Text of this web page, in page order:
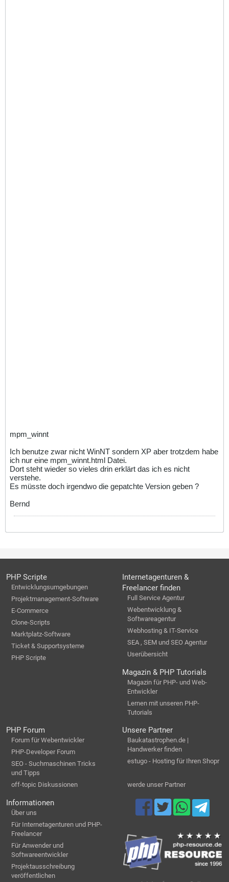
mpm_winnt
Ich benutze zwar nicht WinNT sondern XP aber trotzdem habe
ich nur eine mpm_winnt.html Datei.
Dort steht wieder so vieles drin erklärt das ich es nicht
verstehe.
Es müsste doch irgendwo die gepatchte Version geben ?
Bernd
PHP Scripte
Entwicklungsumgebungen
Projektmanagement-Software
E-Commerce
Clone-Scripts
Marktplatz-Software
Ticket & Supportsysteme
PHP Scripte
Internetagenturen &
Freelancer finden
Full Service Agentur
Webentwicklung &
Softwareagentur
Webhosting & IT-Service
SEA , SEM und SEO Agentur
Userübersicht
Magazin & PHP Tutorials
Magazin für PHP- und Web-
Entwickler
Lernen mit unseren PHP-
Tutorials
PHP Forum
Forum für Webentwickler
PHP-Developer Forum
SEO - Suchmaschinen Tricks
und Tipps
off-topic Diskussionen
Unsere Partner
Baukatastrophen.de |
Handwerker finden
estugo - Hosting für Ihren Shopr
werde unser Partner
Informationen
Über uns
Für Internetagenturen und PHP-
Freelancer
Für Anwender und
Softwareentwickler
Projektausschreibung
veröffentlichen